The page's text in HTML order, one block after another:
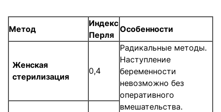
Метод
Индекс
Перля
Особенности
Женская
стерилизация
0,4
Радикальные методы.
Наступление
беременности
невозможно без
оперативного
вмешательства.